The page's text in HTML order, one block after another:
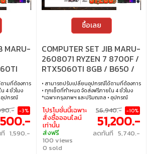
MARU-
/
ามที่ต้องการ
4 ชั่วโมง
อุปกรณ์
บจากวันซื้อ
ห้ทันที
Online
นด) • ผ่อน
• บริการ
ไอบีกว่า 140
-3%
1,590.-
ซื้อเลย
COMPUTER SET JIB MARU-
2608071 RYZEN 7 8700F /
RTX5060TI 8GB / B650 /
32GB DDR5 / M.2 1TB
• สามารถปรับเปลี่ยนอุปกรณ์ได้ตามที่ต้องการ
• ทุกเซ็ตที่กำหนด จัดส่งฟรีภายใน 4 ชั่วโมง
*เฉพาะกรุงเทพฯ และปริมณฑล • อุปกรณ์
คอมพิวเตอร์เสียภายใน 30 วัน นับจากวันซื้อ
เปลี่ยนอุปกรณ์คอมพิวเตอร์ใหม่ให้ทันที
ภายใน 24 ชั่วโมง เฉพาะซื้อผ่าน JIB Online
เท่านั้น (เงื่อนไขเป็นไปตามที่กำหนด) • ผ่อน
สบายๆ 0% นาน 10 เดือน ทุกเซ็ต • บริการ
ซ่อมและตรวจเช็คอาการ ฟรี! ได้ที่เจไอบีกว่า 140
สาขา ทั่วประเทศ
โปรโมชั่นนี้เฉพาะ
สั่งซื้อออนไลน์
เท่านั้น
ส่งฟรี
100 views
0 sold
56,940.- -10%
51,200.-
ลดทันที 5,740.-